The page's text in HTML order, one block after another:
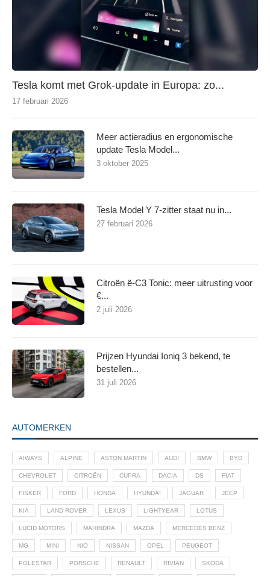
Tesla komt met Grok-update in Europa: zo...
17 februari 2026
Meer actieradius en ergonomische
update Tesla Model...
3 oktober 2025
Tesla Model Y 7-zitter staat nu in...
27 februari 2026
Citroën ë-C3 Tonic: meer uitrusting voor
€...
2 juli 2026
Prijzen Hyundai Ioniq 3 bekend, te
bestellen...
31 juli 2026
AUTOMERKEN
AIWAYS ALPINE ASTON MARTIN AUDI BMW BYD
CHEVROLET CITROËN CUPRA DACIA DS FIAT
FISKER FORD HONDA HYUNDAI JAGUAR JEEP
KIA LAND ROVER LEXUS LIGHTYEAR LOTUS
LUCID MOTORS MAHINDRA MAZDA MERCEDES BENZ
MG MINI NIO NISSAN OPEL PEUGEOT
POLESTAR PORSCHE RENAULT RIVIAN SKODA